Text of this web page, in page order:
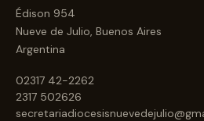
Édison 954
Nueve de Julio, Buenos Aires
Argentina
02317 42-2262
2317 502626